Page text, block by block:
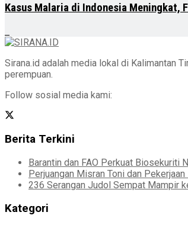
Kasus Malaria di Indonesia Meningkat,
Sirana.id adalah media lokal di Kalimantan
perempuan.
Follow sosial media kami:
Berita Terkini
Barantin dan FAO Perkuat Biosekuriti
Perjuangan Misran Toni dan
236 Serangan Judol Sempat Mampir
Kategori